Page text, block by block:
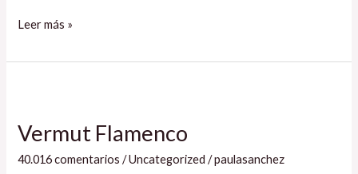
Leer más »
Vermut Flamenco
40.016 comentarios /Uncategorized /paulasanchez